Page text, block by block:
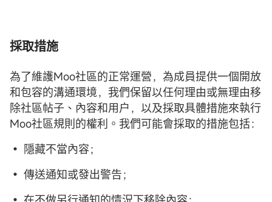
採取措施
為了維護Moo社區的正常運營，為成員提供一個開放
和包容的溝通環境，我們保留以任何理由或無理由移
除社區帖子、內容和用户，以及採取具體措施來執行
Moo社區規則的權利。我們可能會採取的措施包括：
• 隱藏不當內容；
• 傳送通知或發出警告；